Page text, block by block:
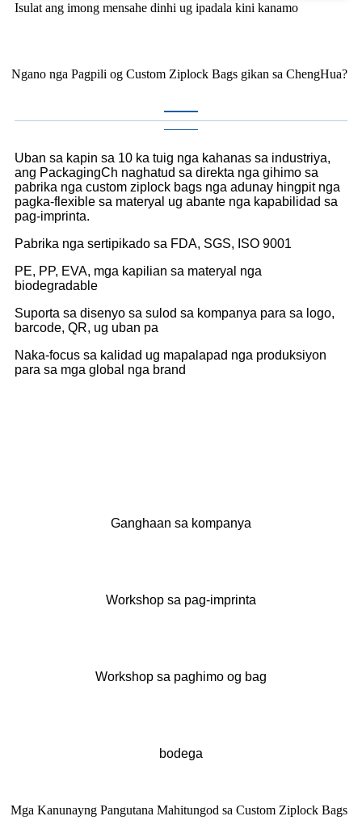
Isulat ang imong mensahe dinhi ug ipadala kini kanamo
Ngano nga Pagpili og Custom Ziplock Bags gikan sa ChengHua?
Uban sa kapin sa 10 ka tuig nga kahanas sa industriya,
ang PackagingCh naghatud sa direkta nga gihimo sa
pabrika nga custom ziplock bags nga adunay hingpit nga
pagka-flexible sa materyal ug abante nga kapabilidad sa
pag-imprinta.
Pabrika nga sertipikado sa FDA, SGS, ISO 9001
PE, PP, EVA, mga kapilian sa materyal nga
biodegradable
Suporta sa disenyo sa sulod sa kompanya para sa logo,
barcode, QR, ug uban pa
Naka-focus sa kalidad ug mapalapad nga produksiyon
para sa mga global nga brand
Ganghaan sa kompanya
Workshop sa pag-imprinta
Workshop sa paghimo og bag
bodega
Mga Kanunayng Pangutana Mahitungod sa Custom Ziplock Bags